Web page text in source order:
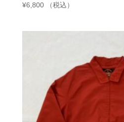
¥6,800 （税込）